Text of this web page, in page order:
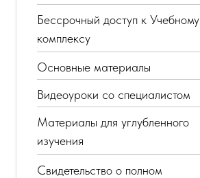
Бессрочный доступ к Учебному
комплексу
Основные материалы
Видеоуроки со специалистом
Материалы для углубленного
изучения
Свидетельство о полном